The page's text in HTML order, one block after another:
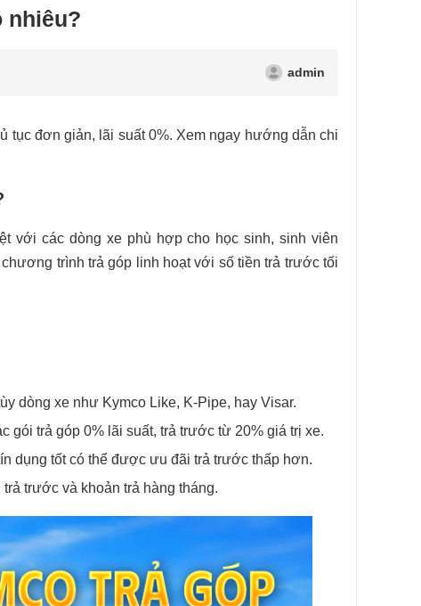
nhiêu?
admin
tục đơn giản, lãi suất 0%. Xem ngay hướng dẫn chi
với các dòng xe phù hợp cho học sinh, sinh viên
trình trả góp linh hoạt với số tiền trả trước tối
dòng xe như Kymco Like, K-Pipe, hay Visar.
gói trả góp 0% lãi suất, trả trước từ 20% giá trị xe.
dụng tốt có thể được ưu đãi trả trước thấp hơn.
trước và khoản trả hàng tháng.